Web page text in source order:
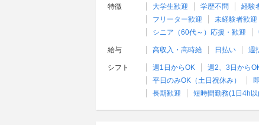
特徴 大学生歓迎 学歴不問 経験
フリーター歓迎
未経験者歓
シニア（60代～）応援・歓迎
給与 高収入・高時給 日払い 週
シフト 週1日からOK 週2、3日から
平日のみOK（土日祝休み）
長期歓迎
短時間勤務(1日4h